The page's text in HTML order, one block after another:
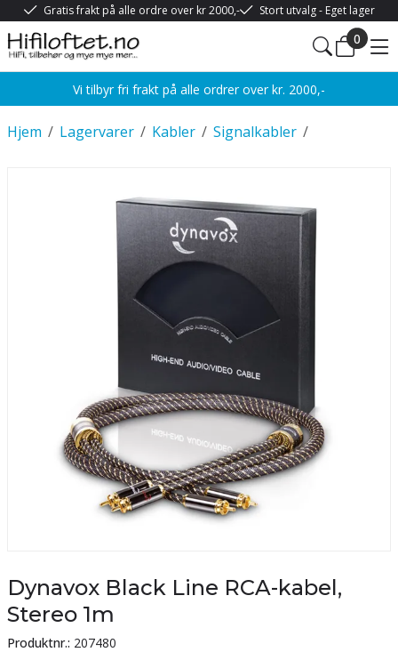
Gratis frakt på alle ordre over kr 2000,- Stort utvalg - Eget lager
0
Vi tilbyr fri frakt på alle ordrer over kr. 2000,-
/
Hjem /
Lagervarer /
Kabler /
Signalkabler
Dynavox Black Line RCA-kabel,
Stereo 1m
Produktnr.: 207480